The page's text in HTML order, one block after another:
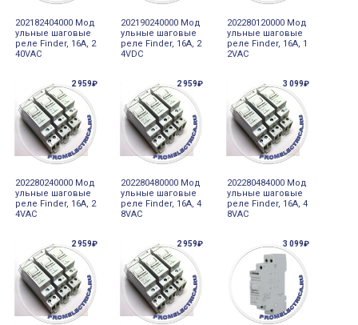
202182404000 Мод
ульные шаговые
реле Finder, 16А, 2
40VAC
202190240000 Мод
ульные шаговые
реле Finder, 16А, 2
4VDC
202280120000 Мод
ульные шаговые
реле Finder, 16А, 1
2VAC
2 959₽
202280240000 Мод
ульные шаговые
реле Finder, 16А, 2
4VAC
2 959₽
202280480000 Мод
ульные шаговые
реле Finder, 16А, 4
8VAC
3 099₽
202280484000 Мод
ульные шаговые
реле Finder, 16А, 4
8VAC
2 959₽ 2 959₽ 3 099₽